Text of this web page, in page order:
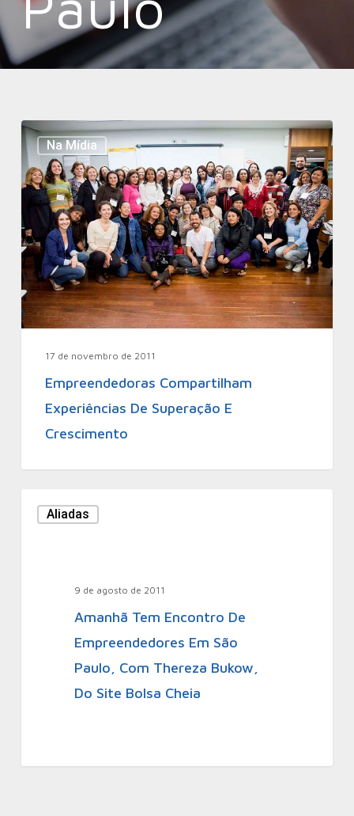
Na Mídia
17 de novembro de 2011
Empreendedoras Compartilham
Experiências De Superação E
Crescimento
Aliadas
9 de agosto de 2011
Amanhã Tem Encontro De
Empreendedores Em São
Paulo, Com Thereza Bukow,
Do Site Bolsa Cheia